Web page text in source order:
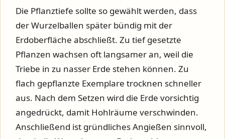
Die Pflanztiefe sollte so gewählt werden, dass
der Wurzelballen später bündig mit der
Erdoberfläche abschließt. Zu tief gesetzte
Pflanzen wachsen oft langsamer an, weil die
Triebe in zu nasser Erde stehen können. Zu
flach gepflanzte Exemplare trocknen schneller
aus. Nach dem Setzen wird die Erde vorsichtig
angedrückt, damit Hohlräume verschwinden.
Anschließend ist gründliches Angießen sinnvoll,